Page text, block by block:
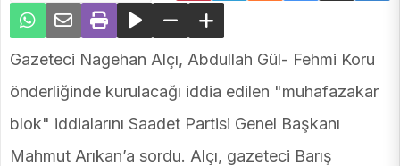
Gazeteci Nagehan Alçı, Abdullah Gül- Fehmi Koru
önderliğinde kurulacağı iddia edilen "muhafazakar
blok" iddialarını Saadet Partisi Genel Başkanı
Mahmut Arıkan’a sordu. Alçı, gazeteci Barış